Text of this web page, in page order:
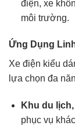
điện, xe
môi trường.
Ứng Dụng
Xe điện kiểu
lựa chọn đa
Khu du
phục vụ